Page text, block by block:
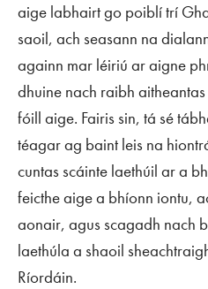
aige labhairt go poiblí trí
saoil, ach seasann na
againn mar léiriú ar aigne
dhuine nach raibh
fóill aige. Fairis sin, tá sé
téagar ag baint leis na
cuntas scáinte laethúil ar a
feicthe aige a bhíonn iontu,
aonair, agus scagadh nach
laethúla a shaoil
Ríordáin.